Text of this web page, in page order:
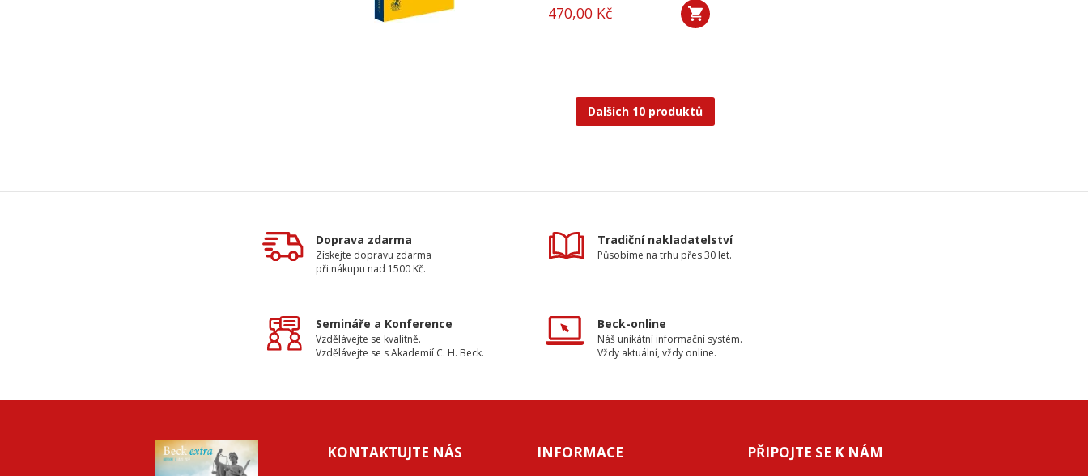
470,00 Kč
Dalších 10 produktů
Doprava zdarma
Získejte dopravu zdarma
při nákupu nad 1500 Kč.
Tradiční nakladatelství
Působíme na trhu přes 30 let.
Semináře a Konference
Vzdělávejte se kvalitně.
Vzdělávejte se s Akademií C. H. Beck.
Beck-online
Náš unikátní informační systém.
Vždy aktuální, vždy online.
KONTAKTUJTE NÁS INFORMACE PŘIPOJTE SE K NÁM